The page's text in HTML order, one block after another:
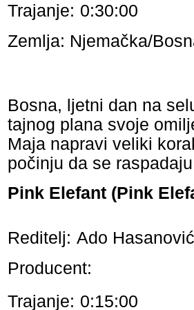
Trajanje: 0:30:00
Zemlja: Njemačka/
Bosna, ljetni dan na
tajnog plana svoje
Maja napravi veliki
počinju da se
Pink Elefant (Pink
Reditelj: Ado Hasanović
Producent:
Trajanje: 0:15:00